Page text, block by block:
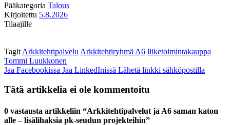
Pääkategoria Talous
Kirjoitettu 5.8.2026
Tilaajille
Tagit Arkkitehtipalvelu Arkkitehtiryhmä A6 liiketoimintakauppa
Tommi Luukkonen
Jaa Facebookissa Jaa LinkedInissä Lähetä linkki sähköpostilla
Tätä artikkelia ei ole kommentoitu
0 vastausta artikkeliin “Arkkitehtipalvelut ja A6 saman katon
alle – lisälihaksia pk-seudun projekteihin”